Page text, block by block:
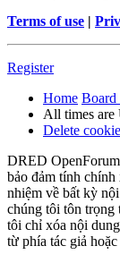
Terms of use |
Register
Home Board
All times are
Delete
DRED
bảo đảm tính chính
nhiệm về bất kỳ
chúng tôi tôn trọng
tôi chỉ xóa nội
từ phía tác giả